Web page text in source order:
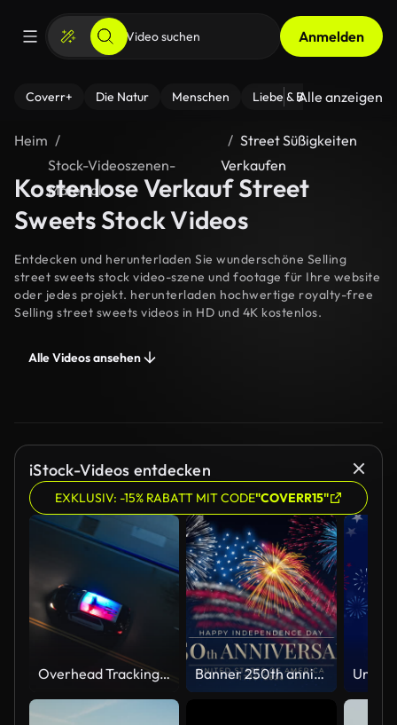
Anmelden
Coverr+ Die Natur Menschen Liebe & Beziehungen
Alle anzeigen
Heim
Stock-Videoszenen-
Material
Street Süßigkeiten
Verkaufen
Kostenlose Verkauf Street
Sweets Stock Videos
Entdecken und herunterladen Sie wunderschöne Selling
street sweets stock video-szene und footage für Ihre website
oder jedes projekt. herunterladen hochwertige royalty-free
Selling street sweets videos in HD und 4K kostenlos.
Alle Videos ansehen
iStock-Videos entdecken
EXKLUSIV: -15% RABATT MIT CODE"COVERR15"
Overhead Tracking Drone Shot of a Police Car Driving on a City Street with Lights On at Night Banner 250th anniversary of the USA. 250 years of independence. 4th of july 2026 usa independence day, video greeting card. US flag fireworks on blue sky background. Fourth of july. 4k seamless loop